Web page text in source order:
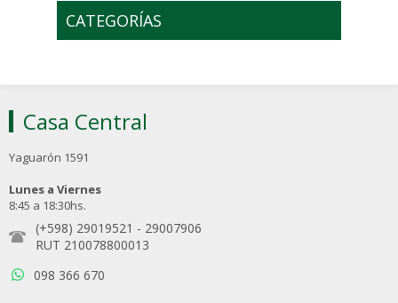
CATEGORÍAS
Casa Central
Yaguarón 1591
Lunes a Viernes
8:45 a 18:30hs.
(+598) 29019521 - 29007906
RUT 210078800013
098 366 670